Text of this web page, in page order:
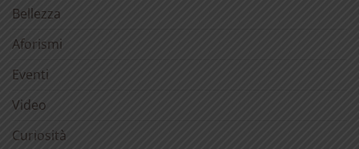
Bellezza
Aforismi
Eventi
Video
Curiosità